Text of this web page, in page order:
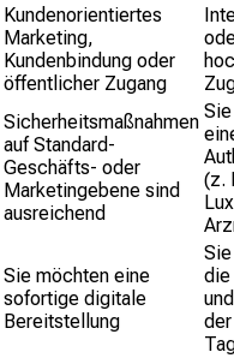
Kundenorientiertes
Marketing,
Kundenbindung oder
öffentlicher Zugang
Sicherheitsmaßnahmen
auf Standard-
Geschäfts- oder
Marketingebene sind
ausreichend
(z.
Sie möchten eine
sofortige digitale
Bereitstellung
die